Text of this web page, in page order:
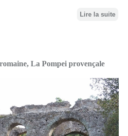
Lire la suite
La Pompei provençale